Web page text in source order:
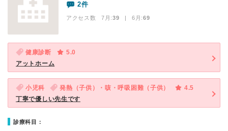
2件
アクセス数 7月:39 | 6月:69
健康診断
5.0
アットホーム
小児科 発熱（子供）・咳・呼吸困難（子供）
4.5
丁寧で優しい先生です
診療科目：